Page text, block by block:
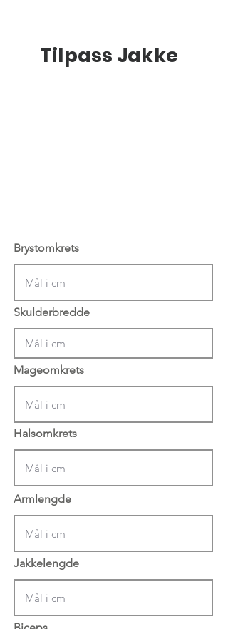
Tilpass Jakke
Brystomkrets
Skulderbredde
Mageomkrets
Halsomkrets
Armlengde
Jakkelengde